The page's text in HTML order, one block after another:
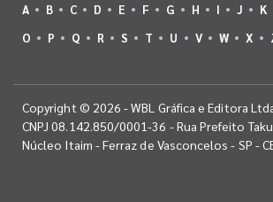
A B C D E F G H I J K
O
P Q R S T U V W X
Copyright © 2026 - WBL Gráfica e Editora
CNPJ 08.142.850/0001-36 - Rua Prefeito
Núcleo Itaim - Ferraz de Vasconcelos - SP -